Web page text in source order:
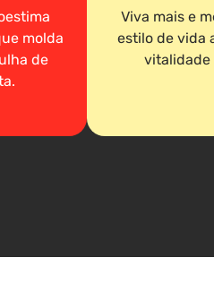
molda
de
Viva mais e
estilo de vida
vitalidade